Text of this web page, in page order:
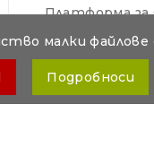
малки файлове
Подробноси
Платформа
Отказ от